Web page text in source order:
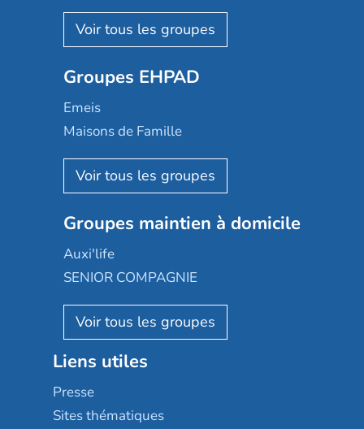
Nohée
Les Résidentiels
Mobicap
Domusvi
Happy Senior
Aquarelia
Nexity edenea
Les jardins d'Arcadie
Occitalia
Appartseniors
Reseda
Stella management
Les villages d'or
Sérénys
Résidences services Villa Médicis
Groupes EHPAD
Emeis
Maisons de Famille
Korian
Emera
Groupe SOS
Le Noble Âge
Almage
Résidalya
Groupe aplus
Groupes maintien à domicile
Auxi'life
SENIOR COMPAGNIE
AGE D'OR Services
Liens utiles
Presse
Sites thématiques